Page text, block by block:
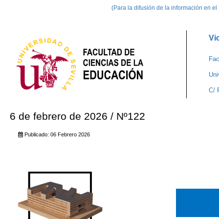
(Para la difusión de la información en
C/
6 de febrero de 2026 / Nº122
Publicado: 06 Febrero 2026